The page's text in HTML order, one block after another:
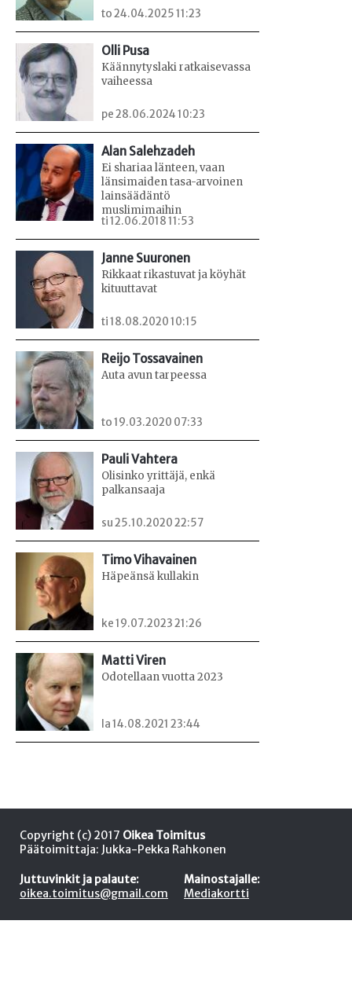
to 24.04.2025 11:23
Olli Pusa
Käännytyslaki ratkaisevassa
vaiheessa
pe 28.06.2024 10:23
Alan Salehzadeh
Ei shariaa länteen, vaan
länsimaiden tasa-arvoinen
lainsäädäntö
muslimimaihin
ti 12.06.2018 11:53
Janne Suuronen
Rikkaat rikastuvat ja köyhät
kituuttavat
ti 18.08.2020 10:15
Reijo Tossavainen
Auta avun tarpeessa
to 19.03.2020 07:33
Pauli Vahtera
Olisinko yrittäjä, enkä
palkansaaja
su 25.10.2020 22:57
Timo Vihavainen
Häpeänsä kullakin
ke 19.07.2023 21:26
Matti Viren
Odotellaan vuotta 2023
la 14.08.2021 23:44
Copyright (c) 2017 Oikea Toimitus
Päätoimittaja: Jukka-Pekka Rahkonen
Juttuvinkit ja palaute:
oikea.toimitus@gmail.com
Mainostajalle:
Mediakortti